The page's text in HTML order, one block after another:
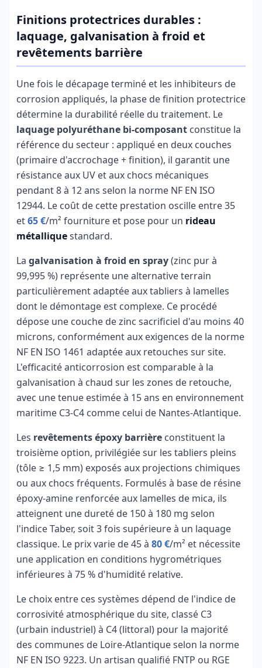
Finitions protectrices durables :
laquage, galvanisation à froid et
revêtements barrière
Une fois le décapage terminé et les inhibiteurs de
corrosion appliqués, la phase de finition protectrice
détermine la durabilité réelle du traitement. Le
laquage polyuréthane bi-composant constitue la
référence du secteur : appliqué en deux couches
(primaire d'accrochage + finition), il garantit une
résistance aux UV et aux chocs mécaniques
pendant 8 à 12 ans selon la norme NF EN ISO
12944. Le coût de cette prestation oscille entre 35
et65 €/m² fourniture et pose pour un rideau
métalliquestandard.
La galvanisation à froid en spray(zinc pur à
99,995 %) représente une alternative terrain
particulièrement adaptée aux tabliers à lamelles
dont le démontage est complexe. Ce procédé
dépose une couche de zinc sacrificiel d'au moins 40
microns, conformément aux exigences de la norme
NF EN ISO 1461 adaptée aux retouches sur site.
L'efficacité anticorrosion est comparable à la
galvanisation à chaud sur les zones de retouche,
avec une tenue estimée à 15 ans en environnement
maritime C3-C4 comme celui de Nantes-Atlantique.
Les revêtements époxy barrière constituent la
troisième option, privilégiée sur les tabliers pleins
(tôle ≥ 1,5 mm) exposés aux projections chimiques
ou aux chocs fréquents. Formulés à base de résine
époxy-amine renforcée aux lamelles de mica, ils
atteignent une dureté de 150 à 180 mg selon
l'indice Taber, soit 3 fois supérieure à un laquage
classique. Le prix varie de 45 à 80 €/m² et nécessite
une application en conditions hygrométriques
inférieures à 75 % d'humidité relative.
Le choix entre ces systèmes dépend de l'indice de
corrosivité atmosphérique du site, classé C3
(urbain industriel) à C4 (littoral) pour la majorité
des communes de Loire-Atlantique selon la norme
NF EN ISO 9223. Un artisan qualifié FNTP ou RGE